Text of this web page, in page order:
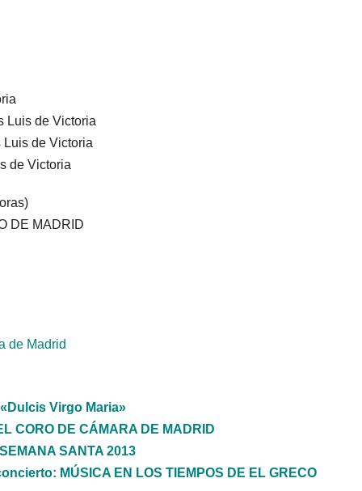
Luis de Victoria
Luis de Victoria
de Victoria
DE MADRID
de Madrid
Virgo Maria»
CORO DE CÁMARA DE MADRID
SANTA 2013
MÚSICA EN LOS TIEMPOS DE EL GRECO